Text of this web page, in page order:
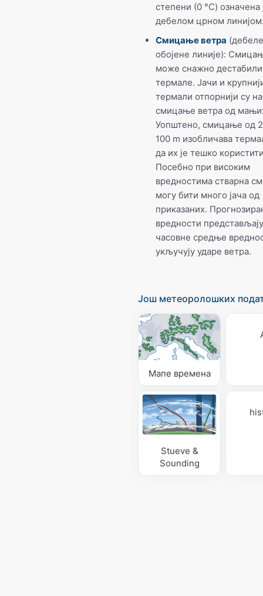
степени (0 °C) означена
дебелом црном
Смицање ветра (дебеле
обојене линије):
може снажно
термале. Јачи и
термали отпорнији су на
смицање ветра од
Уопштено, смицање од
100 m изобличава
да их је тешко
Посебно при високим
вредностима стварна
могу бити много јача од
приказаних.
вредности представљају
часовне средње
укључују ударе ветра.
Још метеоролошких
Мапе времена
Stueve &
Sounding